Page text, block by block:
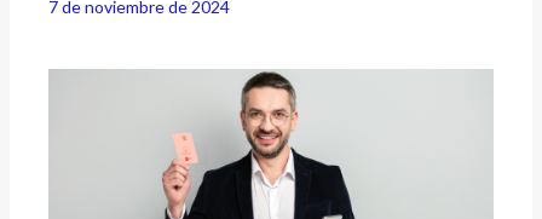
7 de noviembre de 2024